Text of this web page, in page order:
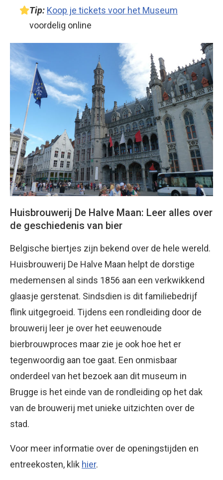
Tip: Koop je tickets voor het Museum
voordelig online
Huisbrouwerij De Halve Maan: Leer alles over
de geschiedenis van bier
Belgische biertjes zijn bekend over de hele wereld.
Huisbrouwerij De Halve Maan helpt de dorstige
medemensen al sinds 1856 aan een verkwikkend
glaasje gerstenat. Sindsdien is dit familiebedrijf
flink uitgegroeid. Tijdens een rondleiding door de
brouwerij leer je over het eeuwenoude
bierbrouwproces maar zie je ook hoe het er
tegenwoordig aan toe gaat. Een onmisbaar
onderdeel van het bezoek aan dit museum in
Brugge is het einde van de rondleiding op het dak
van de brouwerij met unieke uitzichten over de
stad.
Voor meer informatie over de openingstijden en
entreekosten, klik hier.